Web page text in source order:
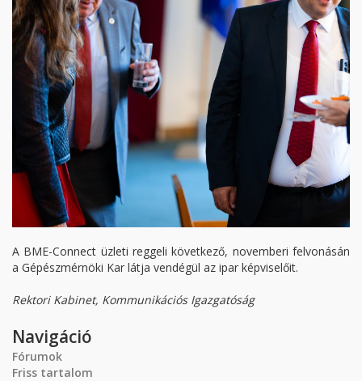
A BME-Connect üzleti reggeli következő, novemberi felvonásán
a Gépészmérnöki Kar látja vendégül az ipar képviselőit.
Rektori Kabinet, Kommunikációs Igazgatóság
Navigáció
Fórumok
Friss tartalom